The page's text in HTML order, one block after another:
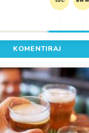
KOMENTIRAJ